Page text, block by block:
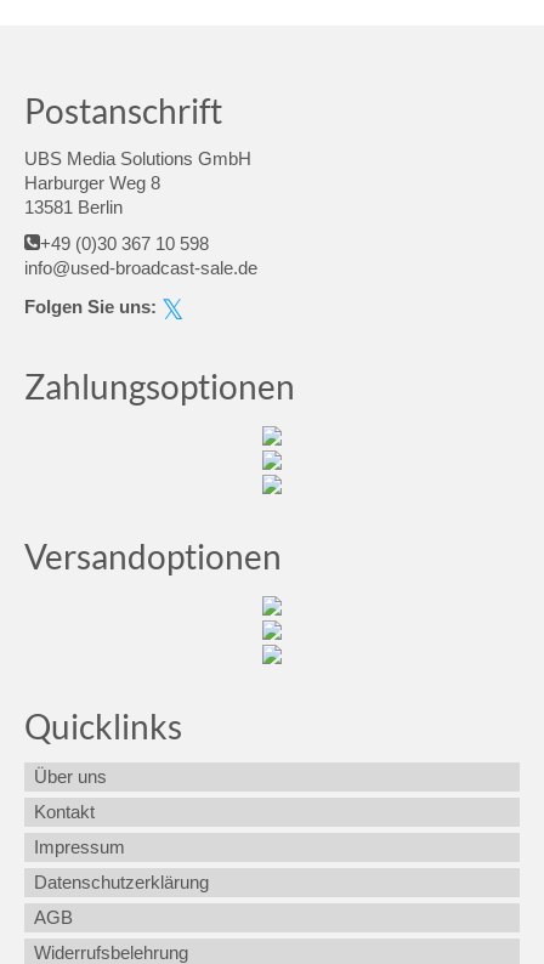
Postanschrift
UBS Media Solutions GmbH
Harburger Weg 8
13581 Berlin
+49 (0)30 367 10 598
info@used-broadcast-sale.de
Folgen Sie uns:
Zahlungsoptionen
Versandoptionen
Quicklinks
Über uns
Kontakt
Impressum
Datenschutzerklärung
AGB
Widerrufsbelehrung